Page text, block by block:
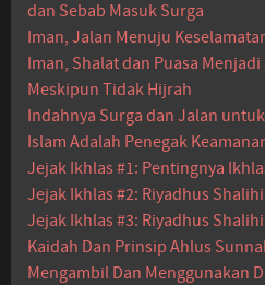
dan Sebab Masuk Surga
Iman, Jalan Menuju
Iman, Shalat dan Puasa
Meskipun Tidak Hijrah
Indahnya Surga dan Jalan
Islam Adalah Penegak
Jejak Ikhlas #1: Pentingnya
Jejak Ikhlas #2: Riyadhus
Jejak Ikhlas #3: Riyadhus
Kaidah Dan Prinsip Ahlus
Mengambil Dan Menggunakan